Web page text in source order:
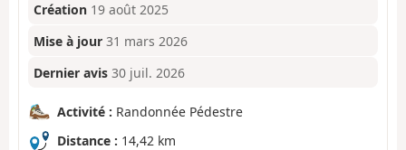
Création 19 août 2025
Mise à jour 31 mars 2026
Dernier avis 30 juil. 2026
Activité : Randonnée Pédestre
Distance : 14,42 km